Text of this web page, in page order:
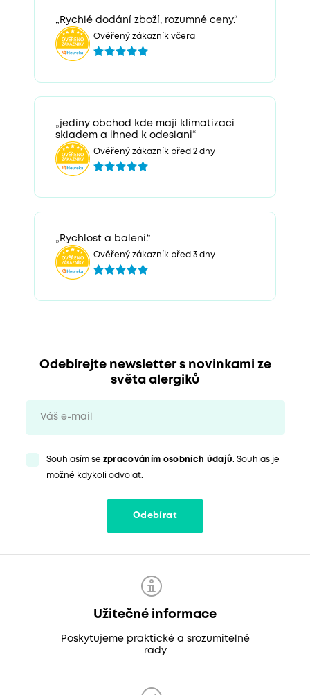
„Rychlé dodání zboží, rozumné ceny.“
Ověřený zákazník včera
„jediny obchod kde maji klimatizaci
skladem a ihned k odeslani“
Ověřený zákazník před 2 dny
„Rychlost a balení.“
Ověřený zákazník před 3 dny
Odebírejte newsletter s novinkami ze
světa alergiků
Souhlasím se zpracováním osobních údajů. Souhlas je
možné kdykoli odvolat.
Odebírat
Užitečné informace
Poskytujeme praktické a srozumitelné
rady